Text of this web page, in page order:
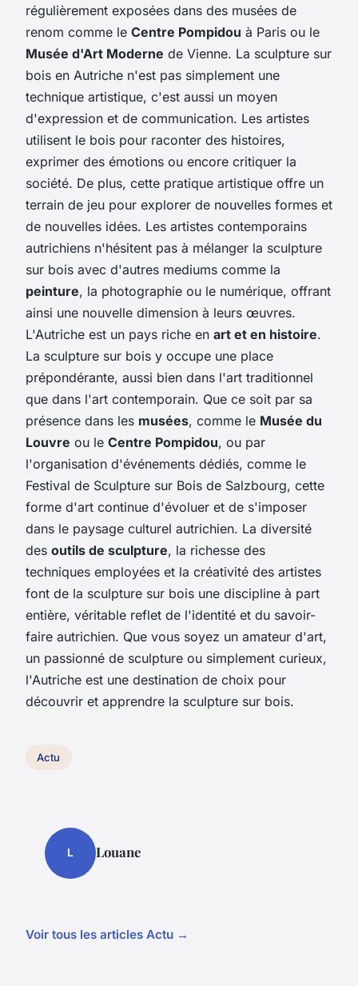
régulièrement exposées dans des musées de
renom comme le Centre Pompidou à Paris ou le
Musée d'Art Moderne de Vienne. La sculpture sur
bois en Autriche n'est pas simplement une
technique artistique, c'est aussi un moyen
d'expression et de communication. Les artistes
utilisent le bois pour raconter des histoires,
exprimer des émotions ou encore critiquer la
société. De plus, cette pratique artistique offre un
terrain de jeu pour explorer de nouvelles formes et
de nouvelles idées. Les artistes contemporains
autrichiens n'hésitent pas à mélanger la sculpture
sur bois avec d'autres mediums comme la
peinture, la photographie ou le numérique, offrant
ainsi une nouvelle dimension à leurs œuvres.
L'Autriche est un pays riche en art et en histoire.
La sculpture sur bois y occupe une place
prépondérante, aussi bien dans l'art traditionnel
que dans l'art contemporain. Que ce soit par sa
présence dans les musées, comme le Musée du
Louvre ou le Centre Pompidou, ou par
l'organisation d'événements dédiés, comme le
Festival de Sculpture sur Bois de Salzbourg, cette
forme d'art continue d'évoluer et de s'imposer
dans le paysage culturel autrichien. La diversité
des outils de sculpture, la richesse des
techniques employées et la créativité des artistes
font de la sculpture sur bois une discipline à part
entière, véritable reflet de l'identité et du savoir-
faire autrichien. Que vous soyez un amateur d'art,
un passionné de sculpture ou simplement curieux,
l'Autriche est une destination de choix pour
découvrir et apprendre la sculpture sur bois.
Actu
L Louane
Voir tous les articles Actu →